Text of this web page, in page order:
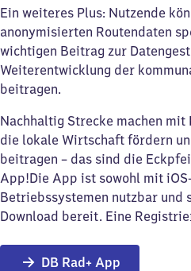
Ein weiteres Plus: Nutzende
anonymisierten Routendaten
wichtigen Beitrag zur
Weiterentwicklung der
beitragen.
Nachhaltig Strecke machen mit
die lokale Wirtschaft fördern
beitragen – das sind die
App!Die App ist sowohl mit
Betriebssystemen nutzbar und
Download bereit. Eine
DB Rad+ App